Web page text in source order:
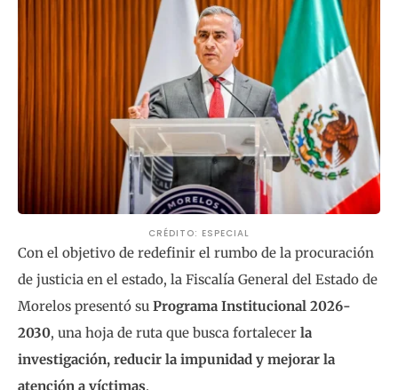
CRÉDITO: ESPECIAL
Con el objetivo de redefinir el rumbo de la procuración
de justicia en el estado, la Fiscalía General del Estado de
Morelos presentó su Programa Institucional 2026-
2030, una hoja de ruta que busca fortalecer la
investigación, reducir la impunidad y mejorar la
atención a víctimas.